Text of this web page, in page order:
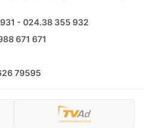
- 024.38 355 932
671 671
79595